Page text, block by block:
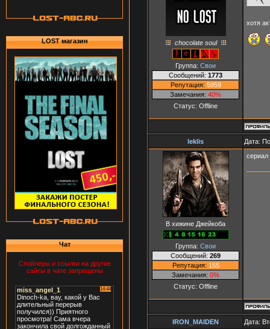
LOST магазин
Чат
Спойлеры и ссылки на другие
сайты в чате запрещены
chocolate soul
Группа: Свои
Сообщений: 1773
Репутация: 5959
Замечания: 40%
Статус: Offline
хотя
leklis Дата:
В хижине Джейкоба
Группа: Свои
Сообщений: 269
Репутация: 155
Замечания: 0%
Статус: Offline
сериал
IRON_MAIDEN Дата: